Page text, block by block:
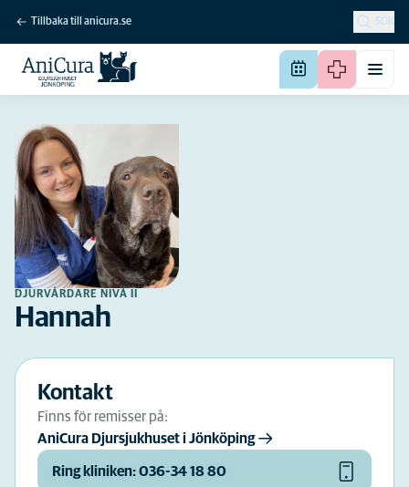
Tillbaka till anicura.se SÖK
DJURVÅRDARE NIVÅ II
Hannah
Kontakt
Finns för remisser på:
AniCura Djursjukhuset i Jönköping
Ring kliniken: 036-34 18 80